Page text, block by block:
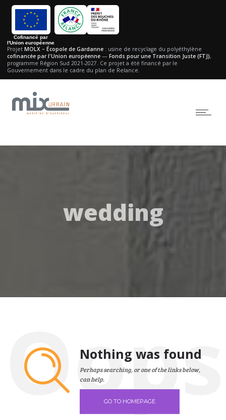
Cofinancé par
l'Union européenne
Projet MOLX – Écopole de Gardanne : usine de recyclage du polyéthylène
cofinancée par l'Union européenne — Fonds pour une Transition Juste (FTJ),
programme Région Sud 2021-2027. Ce projet a été financé par le
Gouvernement dans le cadre du plan de Relance.
wedding
Oops
Nothing was found
Perhaps searching, or one of the links below,
can help.
GO TO HOMEPAGE